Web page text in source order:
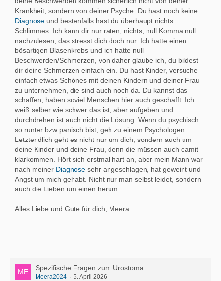
Krankheit, sondern von deiner Psyche. Du hast noch keine
Diagnose und bestenfalls hast du überhaupt nichts
Schlimmes. Ich kann dir nur raten, nichts, null Komma null
nachzulesen, das stresst dich doch nur. Ich hatte einen
bösartigen Blasenkrebs und ich hatte null
Beschwerden/Schmerzen, von daher glaube ich, du bildest
dir deine Schmerzen einfach ein. Du hast Kinder, versuche
einfach etwas Schönes mit deinen Kindern und deiner Frau
zu unternehmen, die sind auch noch da. Du kannst das
schaffen, haben soviel Menschen hier auch geschafft. Ich
weiß selber wie schwer das ist, aber aufgeben und
durchdrehen ist auch nicht die Lösung. Wenn du psychisch
so runter bzw panisch bist, geh zu einem Psychologen.
Letztendlich geht es nicht nur um dich, sondern auch um
deine Kinder und deine Frau, denn die müssen auch damit
klarkommen. Hört sich erstmal hart an, aber mein Mann war
nach meiner Diagnose sehr angeschlagen, hat geweint und
Angst um mich gehabt. Nicht nur man selbst leidet, sondern
auch die Lieben um einen herum.
Alles Liebe und Gute für dich, Meera
Spezifische Fragen zum Urostoma
Meera2024 5. April 2026